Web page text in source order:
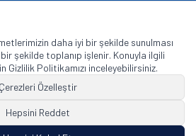
are trademarks of or licensed to The Goodyear
under license by Basbug Group Company,
The Goodyear Tire & Rubber Company.
daha iyi bir şekilde sunulması
şekilde toplanıp işlenir. Konuyla ilgili
Gizlilik Politikamızı inceleyebilirsiniz.
Çerezleri Özelleştir
Hepsini Reddet